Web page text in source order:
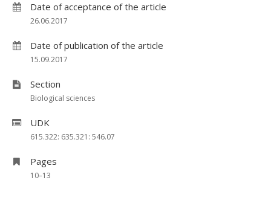
Date of acceptance of the article
26.06.2017
Date of publication of the article
15.09.2017
Section
Biological sciences
UDK
615.322: 635.321: 546.07
Pages
10–13